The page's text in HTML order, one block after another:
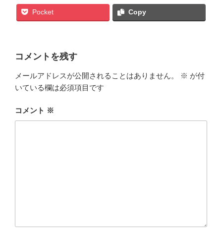
Pocket Copy
コメントを残す
メールアドレスが公開されることはありません。 ※ が付
いている欄は必須項目です
コメント ※